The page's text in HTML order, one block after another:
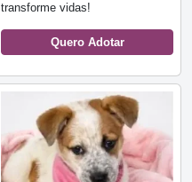
transforme vidas!
Quero Adotar